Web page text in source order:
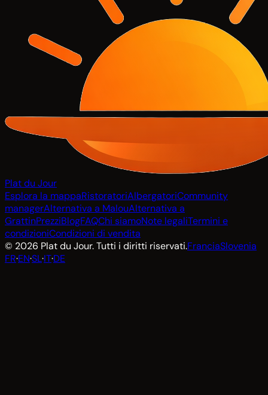
Plat du Jour
Esplora la mappaRistoratoriAlbergatoriCommunity
managerAlternativa a MalouAlternativa a
GrattinPrezziBlogFAQChi siamoNote legaliTermini e
condizioniCondizioni di vendita
© 2026 Plat du Jour. Tutti i diritti riservati.FranciaSlovenia
FR·EN·SL·IT·DE